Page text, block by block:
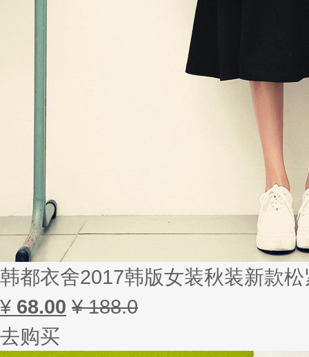
韩都衣舍2017韩版女装秋装新款
¥ 68.00 ¥ 188.0
去购买